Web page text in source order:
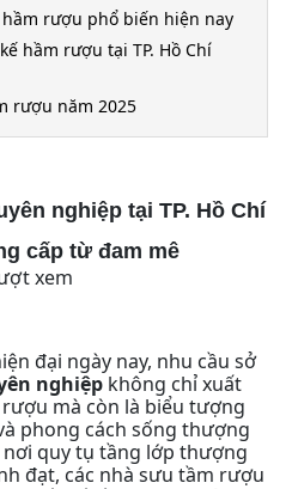
rượu phổ biến hiện nay
hầm rượu tại TP. Hồ Chí
rượu năm 2025
nghiệp tại TP. Hồ Chí
cấp từ đam mê
xem
đại ngày nay, nhu cầu sở
nghiệp không chỉ xuất
mà còn là biểu tượng
phong cách sống thượng
nơi quy tụ tầng lớp thượng
đạt, các nhà sưu tầm rượu